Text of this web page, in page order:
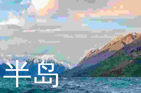
半岛